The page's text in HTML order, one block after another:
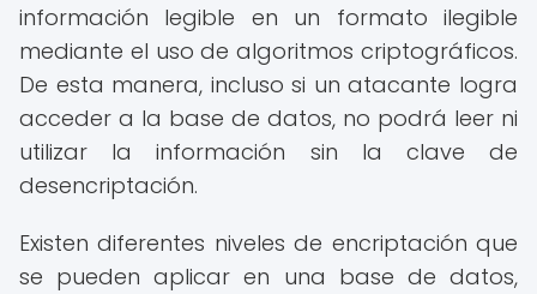
información legible en un formato ilegible
mediante el uso de algoritmos criptográficos.
De esta manera, incluso si un atacante logra
acceder a la base de datos, no podrá leer ni
utilizar la información sin la clave de
desencriptación.
Existen diferentes niveles de encriptación que
se pueden aplicar en una base de datos,